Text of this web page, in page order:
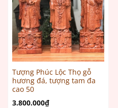
Tượng Phúc Lộc Thọ gỗ
hương đá, tượng tam đa
cao 50
3.800.000₫